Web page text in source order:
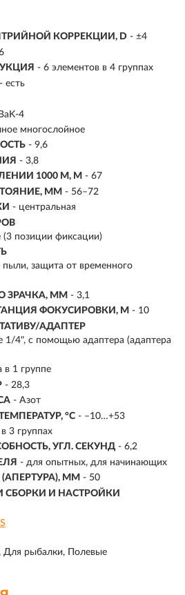
КОРРЕКЦИИ, D - ±4
- 6 элементов в 4 группах
- есть
4
многослойное
- 9,6
- 3,8
1000 М, М - 67
ММ - 56–72
- центральная
позиции фиксации)
пыли, защита от временного
ЗРАЧКА, ММ - 3,1
ФОКУСИРОВКИ, М - 10
АДАПТЕР
1/4", с помощью адаптера (адаптера
в 1 группе
- 28,3
- Азот
°С - –10…+53
3 группах
УГЛ. СЕКУНД - 6,2
- для опытных, для начинающих
ММ - 50
И НАСТРОЙКИ
Для рыбалки Полевые